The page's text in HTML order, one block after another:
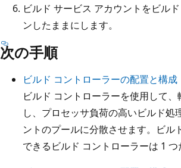
ビルド サービス アカウントをビル
ンしたままにします。
次の手順
ビルド コントローラーの配置と構成
ビルド コントローラーを使用して
し、プロセッサ負荷の高いビルド処
ントのプールに分散させます。ビル
できるビルド コントローラーは 1 つ